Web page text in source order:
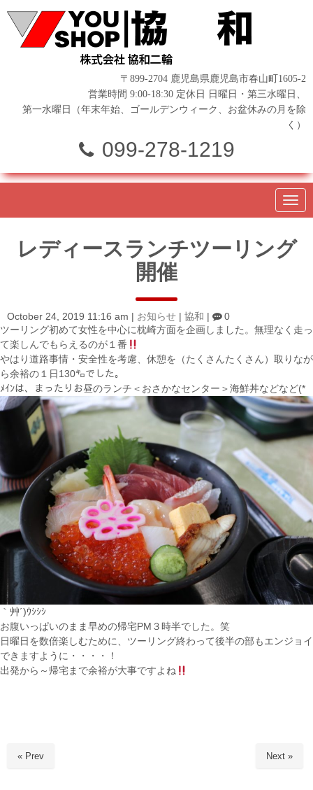
〒899-2704 鹿児島県鹿児島市春山町1605-2
営業時間 9:00-18:30 定休日 日曜日・第三水曜日、
第一水曜日（年末年始、ゴールデンウィーク、お盆休みの月を除
く）
099-278-1219
N
a
g
レディースランチツーリング
開催
October 24, 2019 11:16 am お知らせ 協和
0
ツーリング初めて女性を中心に枕崎方面を企画しました。無理なく走っ
て楽しんでもらえるのが１番
やはり道路事情・安全性を考慮、休憩を（たくさんたくさん）取りなが
ら余裕の１日130㌔でした。
ﾒｲﾝは、まったりお昼のランチ＜おさかなセンター＞海鮮丼などなど(*
｀艸´)ｳｼｼｼ
お腹いっぱいのまま早めの帰宅PM３時半でした。笑
日曜日を数倍楽しむために、ツーリング終わって後半の部もエンジョイ
できますように・・・・！
出発から～帰宅まで余裕が大事ですよね
« Prev Next »